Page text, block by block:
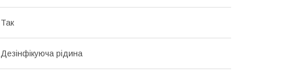
Так
Дезінфікуюча рідина